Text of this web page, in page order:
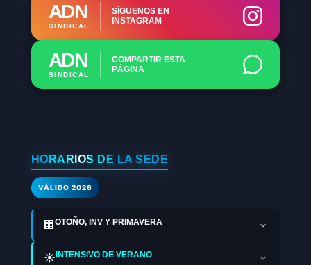
ADN
SINDICAL
SÍGUENOS EN
INSTAGRAM
ADN
SINDICAL
COMPARTIR ESTA
PÁGINA
HORARIOS DE LA SEDE
VÁLIDO 2026
🏢 OTOÑO, INV Y PRIMAVERA
☀️INTENSIVO DE VERANO